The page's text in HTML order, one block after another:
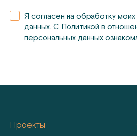
Я согласен на обработку
данных. С Политикой в
персональных данных
Проекты